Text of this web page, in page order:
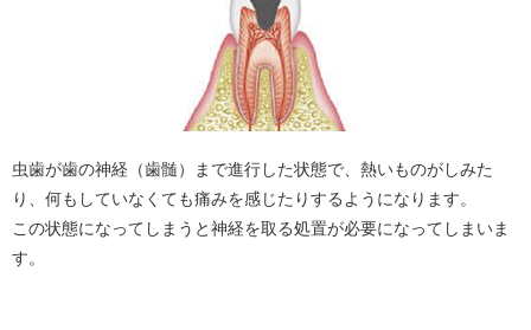
虫歯が歯の神経（歯髄）まで進行した状態で、熱いものがしみた
り、何もしていなくても痛みを感じたりするようになります。
この状態になってしまうと神経を取る処置が必要になってしまいま
す。